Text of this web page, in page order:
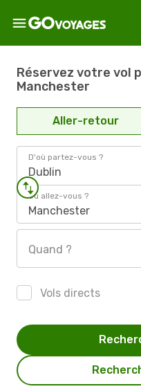
Réservez votre vol
Manchester
Aller-retour
D'où partez-vous ?
Dublin
Où allez-vous ?
Manchester
Quand ?
Vols directs